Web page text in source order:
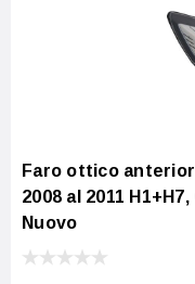
Faro ottico
2008 al 2011
Nuovo